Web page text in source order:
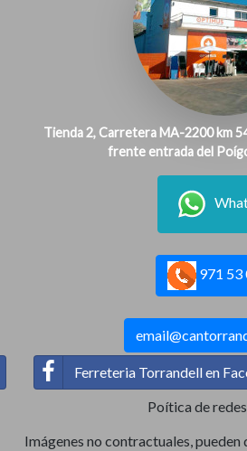
Tienda 2, Carretera MA-2200 km
frente entrada del
971 53
Ferreteria Torrandell en
Poítica de
Imágenes no contractuales,